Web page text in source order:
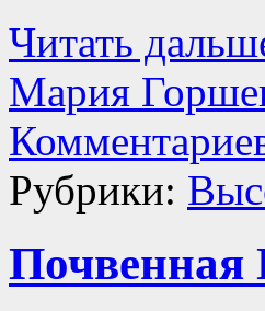
Читать
Мария
Рубрики: